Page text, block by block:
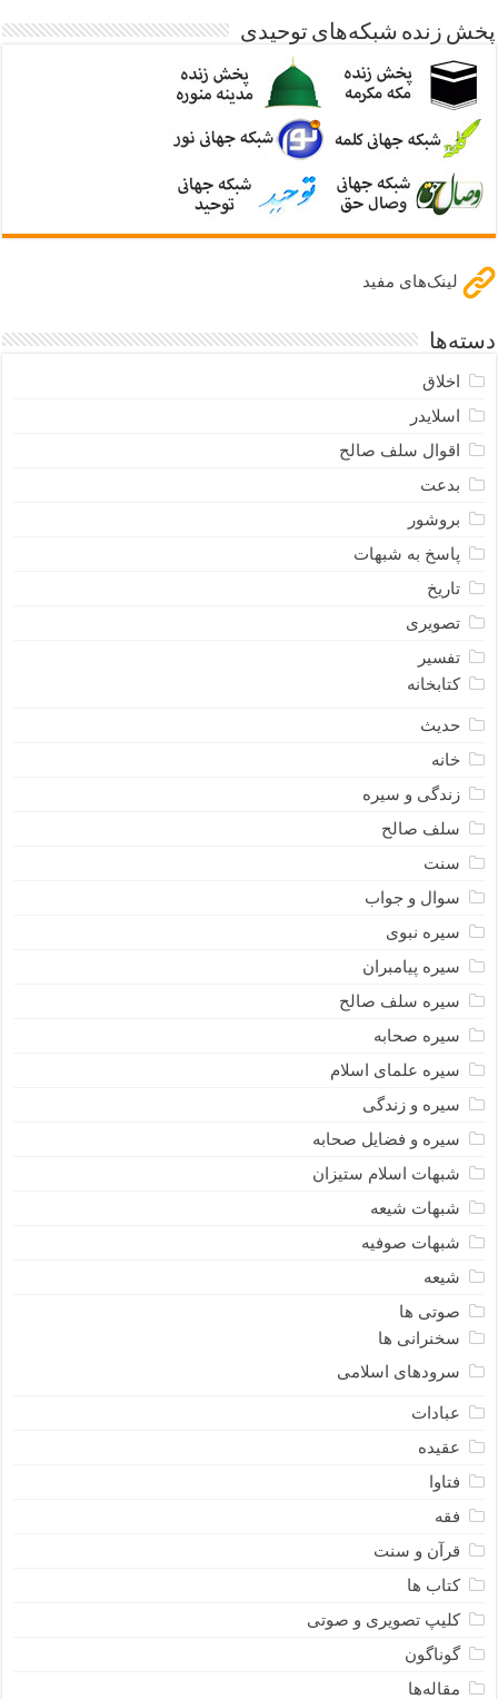
پخش زنده شبکه‌های توحیدی
لینک‌های مفید
دسته‌ها
اخلاق
اسلایدر
اقوال سلف صالح
بدعت
بروشور
پاسخ به شبهات
تاریخ
تصویری
تفسیر
کتابخانه
حدیث
خانه
زندگی و سیره
سلف صالح
سنت
سوال و جواب
سیره نبوى
سیره پیامبران
سیره سلف صالح
سیره صحابه
سیره علمای اسلام
سیره و زندگی
سیره و فضایل صحابه
شبهات اسلام ستیزان
شبهات شیعه
شبهات صوفیه
شیعه
صوتی ها
سخنرانی ها
سرودهای اسلامی
عبادات
عقیده
فتاوا
فقه
قرآن و سنت
کتاب ها
کلیپ تصویری و صوتی
گوناگون
مقاله‌ها